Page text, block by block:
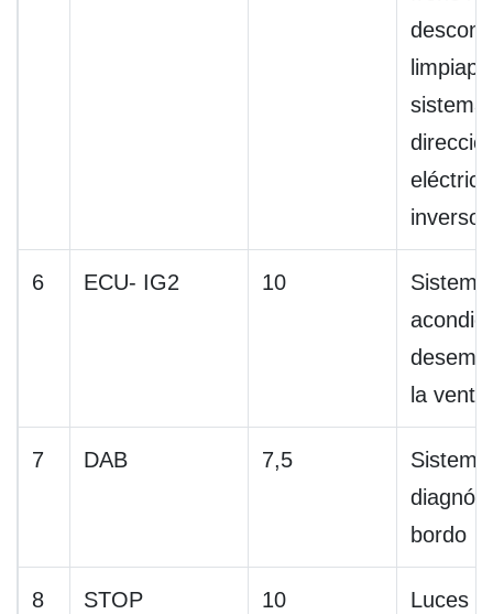
sistema
6 ECU- IG2 10
la
7 DAB 7,5
bordo
8 STOP 10
Luces